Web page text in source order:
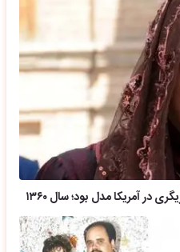
در آمریکا مدل بود؛ سال ۱۳۶۰